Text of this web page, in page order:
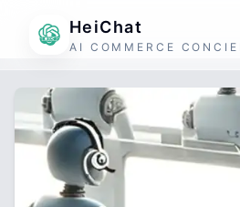
HeiChat
AI COMMERCE